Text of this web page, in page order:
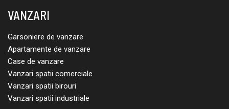
VANZARI
Garsoniere de vanzare
Apartamente de vanzare
Case de vanzare
Vanzari spatii comerciale
Vanzari spatii birouri
Vanzari spatii industriale